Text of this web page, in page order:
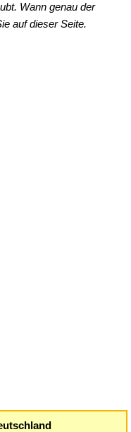
Wann genau der
auf dieser Seite.